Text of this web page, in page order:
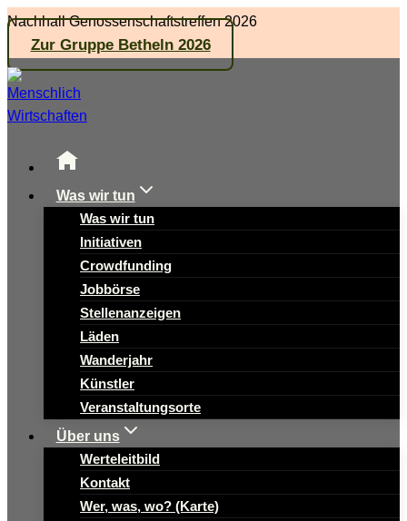
Zum
Inhalt
springen
Nachhall Genossenschaftstreffen 2026
Zur Gruppe Betheln 2026
Was wir tun
Was wir tun
Initiativen
Crowdfunding
Jobbörse
Stellenanzeigen
Läden
Wanderjahr
Künstler
Veranstaltungsorte
Über uns
Werteleitbild
Kontakt
Wer, was, wo? (Karte)